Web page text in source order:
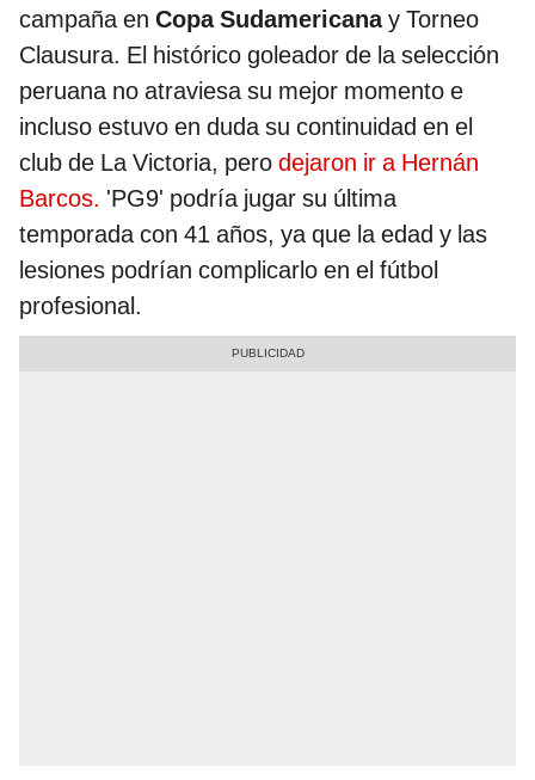
campaña en Copa Sudamericanay Torneo
Clausura. El histórico goleador de la selección
peruana no atraviesa su mejor momento e
incluso estuvo en duda su continuidad en el
club de La Victoria, pero dejaron ir a Hernán
Barcos. 'PG9' podría jugar su última
temporada con 41 años, ya que la edad y las
lesiones podrían complicarlo en el fútbol
profesional.